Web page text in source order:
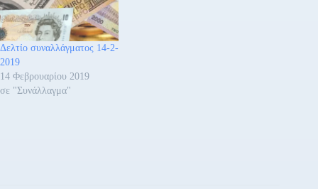
Δελτίο συναλλάγματος 14-2-
2019
14 Φεβρουαρίου 2019
σε "Συνάλλαγμα"